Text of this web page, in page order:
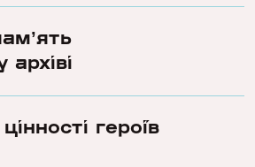
героїв